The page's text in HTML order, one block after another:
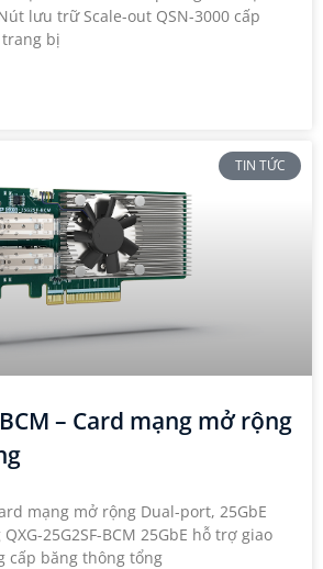
lưu trữ Scale-out QSN-3000 cấp
bị
TIN TỨC
– Card mạng mở rộng
mạng mở rộng Dual-port, 25GbE
25G2SF-BCM 25GbE hỗ trợ giao
cấp băng thông tổng